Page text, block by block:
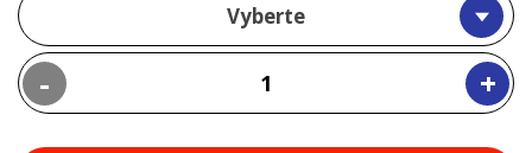
Vyberte
- +